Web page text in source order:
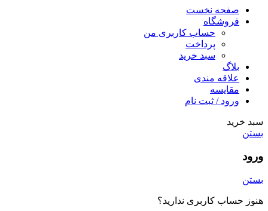
صفحه نخست
فروشگاه
حساب کاربری من
پرداخت
سبد خرید
بلاگ
علاقه مندی
مقایسه
ورود / ثبت نام
سبد خرید
بستن
ورود
بستن
هنوز حساب کاربری ندارید؟